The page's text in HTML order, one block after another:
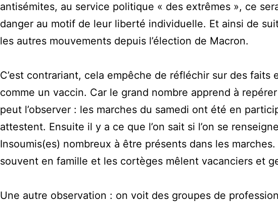
antisémites, au service politique « des extrêmes », ce
danger au motif de leur liberté individuelle. Et ainsi de
les autres mouvements depuis l’élection de Macron.
C’est contrariant, cela empêche de réfléchir sur des
comme un vaccin. Car le grand nombre apprend à
peut l’observer : les marches du samedi ont été en
attestent. Ensuite il y a ce que l’on sait si l’on se
Insoumis(es) nombreux à être présents dans les
souvent en famille et les cortèges mêlent vacanciers et
Une autre observation : on voit des groupes de